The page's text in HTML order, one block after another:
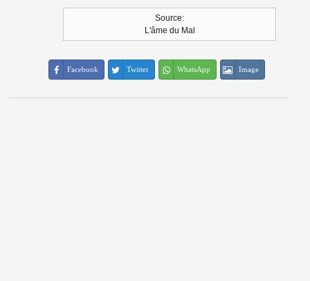
Source:
L'âme du Mal
Facebook Twitter WhatsApp Image